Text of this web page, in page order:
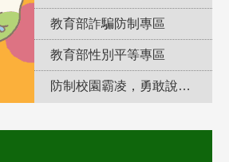
教育部詐騙防制專區
教育部性別平等專區
防制校園霸凌，勇敢說出來！